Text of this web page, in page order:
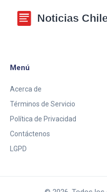
Menú
Acerca de
Términos de Servicio
Política de Privacidad
Contáctenos
LGPD